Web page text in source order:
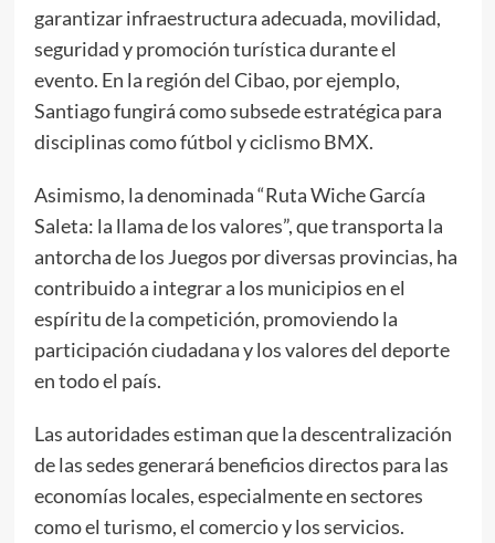
garantizar infraestructura adecuada, movilidad,
seguridad y promoción turística durante el
evento. En la región del Cibao, por ejemplo,
Santiago fungirá como subsede estratégica para
disciplinas como fútbol y ciclismo BMX.
Asimismo, la denominada “Ruta Wiche García
Saleta: la llama de los valores”, que transporta la
antorcha de los Juegos por diversas provincias, ha
contribuido a integrar a los municipios en el
espíritu de la competición, promoviendo la
participación ciudadana y los valores del deporte
en todo el país.
Las autoridades estiman que la descentralización
de las sedes generará beneficios directos para las
economías locales, especialmente en sectores
como el turismo, el comercio y los servicios.